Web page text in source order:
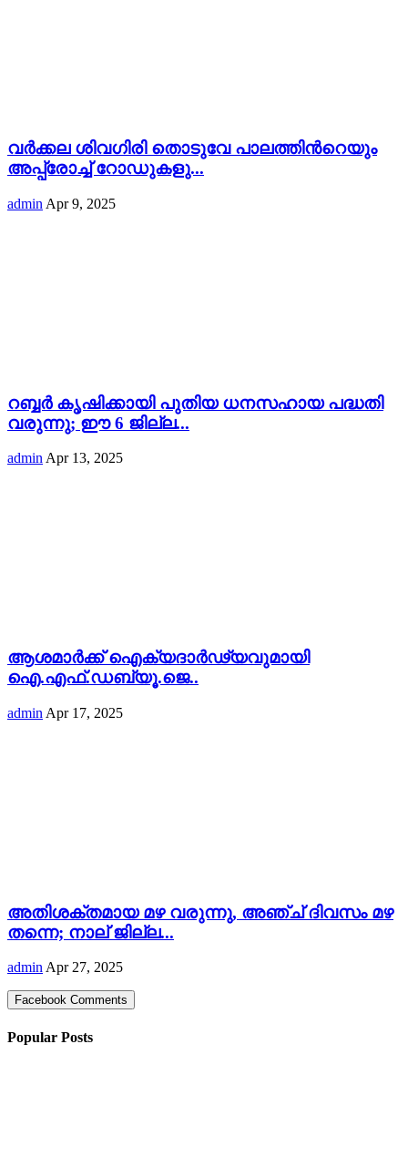
വർക്കല ശിവഗിരി തൊടുവേ പാലത്തിൻറെയും
അപ്പ്രോച്ച് റോഡുകളു...
admin Apr 9, 2025
റബ്ബർ കൃഷിക്കായി പുതിയ ധനസഹായ പദ്ധതി
വരുന്നു; ഈ 6 ജില്ല...
adminApr 13, 2025
ആശമാർക്ക് ഐക്യദാർഢ്യവുമായി
ഐ.എഫ്.ഡബ്യൂ.ജെ..
admin Apr 17, 2025
അതിശക്തമായ മഴ വരുന്നു, അഞ്ച് ദിവസം മഴ
തന്നെ; നാല് ജില്ല...
admin Apr 27, 2025
Facebook Comments
Popular Posts